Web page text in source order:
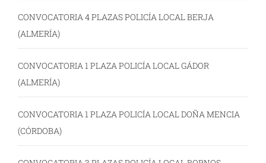
CONVOCATORIA 4 PLAZAS POLICÍA LOCAL BERJA
(ALMERÍA)
CONVOCATORIA 1 PLAZA POLICÍA LOCAL GÁDOR
(ALMERÍA)
CONVOCATORIA 1 PLAZA POLICÍA LOCAL DOÑA MENCIA
(CÓRDOBA)